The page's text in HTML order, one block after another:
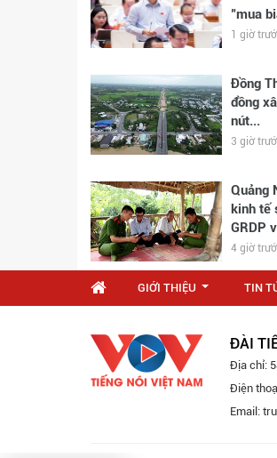
"mua
1 giờ
Đồng
đồng
nút...
3 giờ
Quảng
kinh tế
GRDP
4 giờ
GIỚI THIỆU TIN
ĐÀI
Địa chỉ:
Điện
Email: